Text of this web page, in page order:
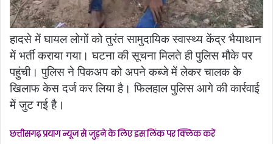
हादसे में घायल लोगों को तुरंत सामुदायिक स्वास्थ्य केंद्र भैयाथान
में भर्ती कराया गया। घटना की सूचना मिलते ही पुलिस मौके पर
पहुंची। पुलिस ने पिकअप को अपने कब्जे में लेकर चालक के
खिलाफ केस दर्ज कर लिया है। फिलहाल पुलिस आगे की कार्रवाई
में जुट गई है।
छत्तीसगढ़ प्रयाग न्यूज से जुड़ने के लिए इस लिंक पर क्लिक करें